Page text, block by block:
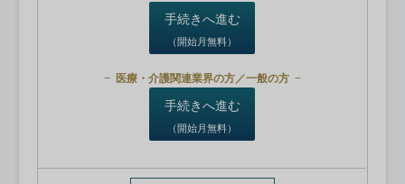
手続きへ進む
（開始月無料）
医療・介護関連業界の方／一般の方
手続きへ進む
（開始月無料）